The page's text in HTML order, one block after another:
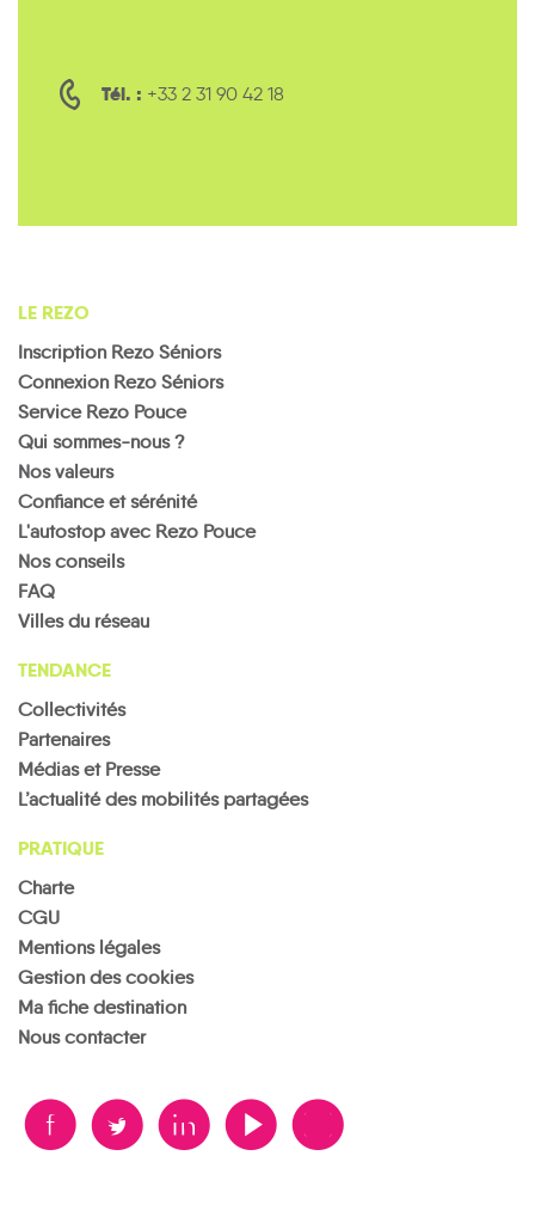
Tél. : +33 2 31 90 42 18
LE REZO
Inscription Rezo Séniors
Connexion Rezo Séniors
Service Rezo Pouce
Qui sommes-nous ?
Nos valeurs
Confiance et sérénité
L'autostop avec Rezo Pouce
Nos conseils
FAQ
Villes du réseau
TENDANCE
Collectivités
Partenaires
Médias et Presse
L’actualité des mobilités partagées
PRATIQUE
Charte
CGU
Mentions légales
Gestion des cookies
Ma fiche destination
Nous contacter
B A D F V